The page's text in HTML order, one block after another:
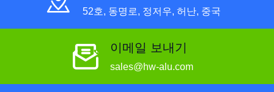
52호, 동명로, 정저우, 허난, 중국
이메일 보내기
sales@hw-alu.com